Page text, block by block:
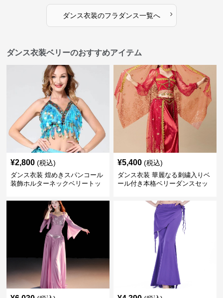
ダンス衣装のフラダンス一覧へ ›
ダンス衣装ベリーのおすすめアイテム
¥2,800 (税込)
ダンス衣装 煌めきスパンコール
装飾ホルターネックベリートッ
¥5,400 (税込)
ダンス衣装 華麗なる刺繍入りベ
ール付き本格ベリーダンスセッ